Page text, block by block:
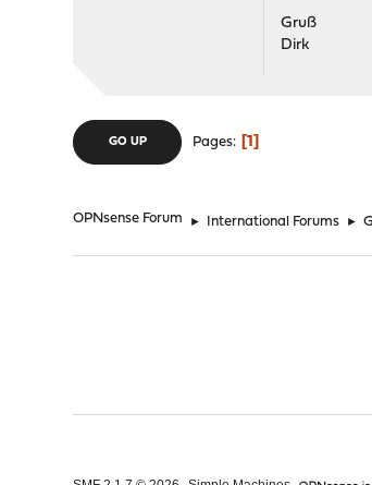
Gruß
Dirk
GO UP Pages 1
OPNsense Forum ► International Forums ►